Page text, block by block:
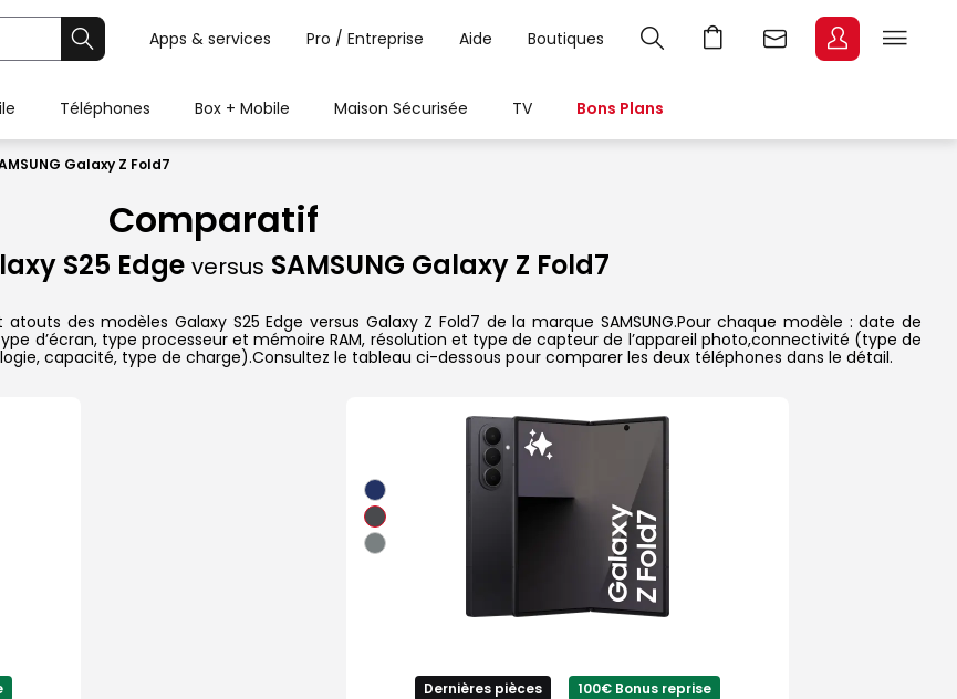
Apps & services Pro / Entreprise Aide Boutiques
Téléphones Box + Mobile Maison Sécurisée TV Bons Plans
Galaxy Z Fold7
Comparatif
S25 Edge versus SAMSUNG Galaxy Z Fold7
des modèles Galaxy S25 Edge versus Galaxy Z Fold7 de la marque SAMSUNG.Pour chaque modèle : date de
d’écran, type processeur et mémoire RAM, résolution et type de capteur de l’appareil photo,connectivité (type de
capacité, type de charge).Consultez le tableau ci-dessous pour comparer les deux téléphones dans le détail.
Dernières pièces 100€ Bonus reprise